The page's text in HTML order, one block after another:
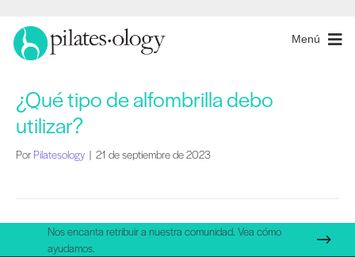
Menú
¿Qué tipo de alfombrilla debo
utilizar?
Por Pilatesology | 21 de septiembre de 2023
Nos encanta retribuir a nuestra comunidad. Vea cómo
ayudamos.